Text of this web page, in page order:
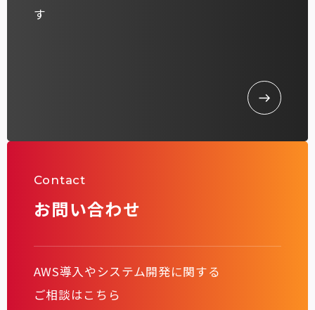
す
Contact
お問い合わせ
AWS導入やシステム開発に関する
ご相談はこちら